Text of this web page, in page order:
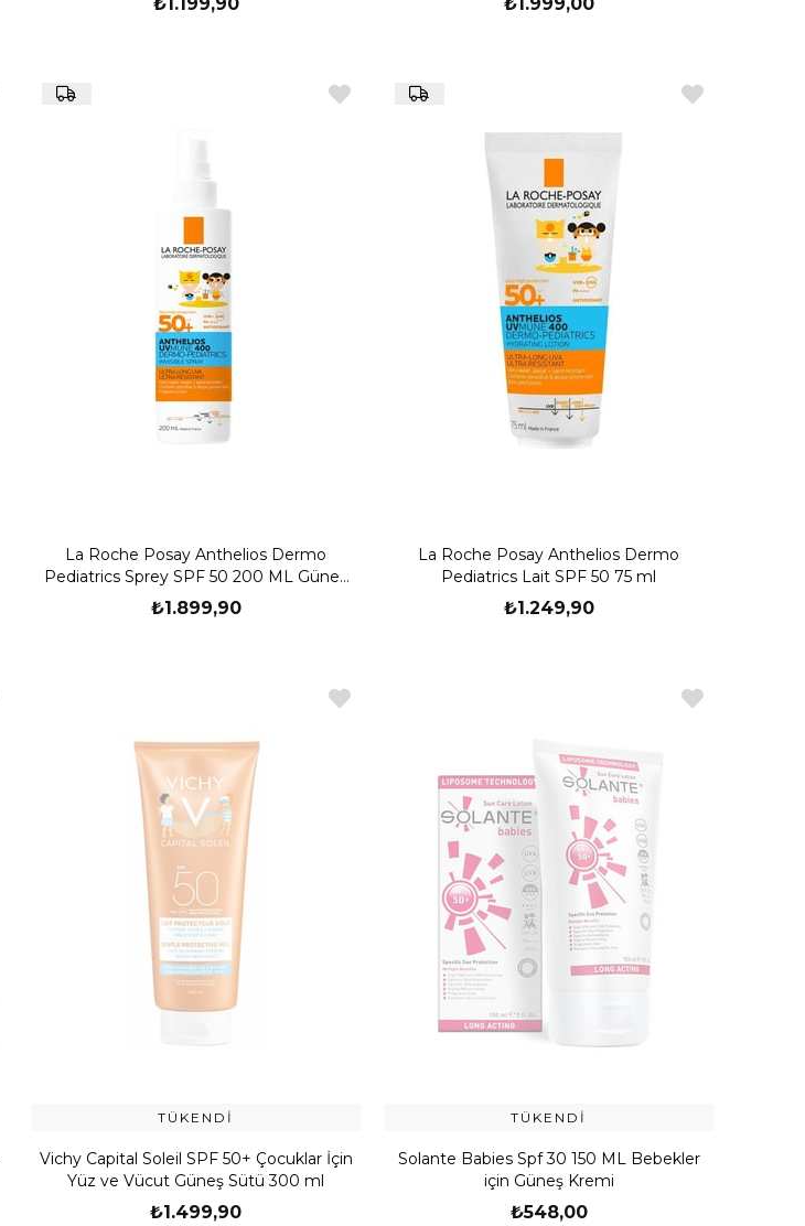
₺1.199,90 ₺1.999,00
La Roche Posay Anthelios Dermo
Pediatrics Sprey SPF 50 200 ML Güneş
Koruyucu Sprey
₺1.899,90
La Roche Posay Anthelios Dermo
Pediatrics Lait SPF 50 75 ml
₺1.249,90
TÜKENDI
Vichy Capital Soleil SPF 50+ Çocuklar İçin
Yüz ve Vücut Güneş Sütü 300 ml
₺1.499,90
TÜKENDI
Solante Babies Spf 30 150 ML Bebekler
için Güneş Kremi
₺548,00